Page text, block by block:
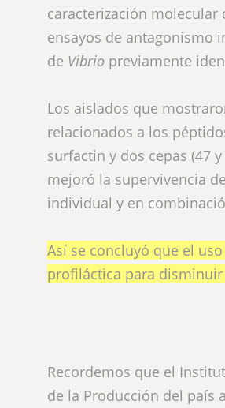
caracterización molecular
ensayos de antagonismo
de Vibrio previamente
Los aislados que
relacionados a los
surfactin y dos cepas (47
mejoró la supervivencia
individual y en
Así se concluyó que el
profiláctica para
Recordemos que el
de la Producción del país